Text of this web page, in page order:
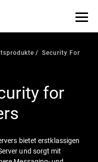
Live-Webinar,
Security For
for
bietet erstklassigen
und sorgt mit